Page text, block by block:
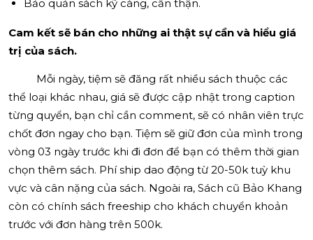
Bảo quản sách kỹ càng, cẩn thận.
Cam kết sẽ bán cho những ai thật sự cần và hiểu giá
trị của sách.
Mỗi ngày, tiệm sẽ đăng rất nhiều sách thuộc các
thể loại khác nhau, giá sẽ được cập nhật trong caption
từng quyển, bạn chỉ cần comment, sẽ có nhân viên trực
chốt đơn ngay cho bạn. Tiệm sẽ giữ đơn của mình trong
vòng 03 ngày trước khi đi đơn để bạn có thêm thời gian
chọn thêm sách. Phí ship dao động từ 20-50k tuỳ khu
vực và cân nặng của sách. Ngoài ra, Sách cũ Bảo Khang
còn có chính sách freeship cho khách chuyển khoản
trước với đơn hàng trên 500k.